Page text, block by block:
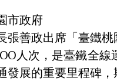
市政府
張善政出席「臺鐵
人次，是臺鐵全線
發展的重要里程碑